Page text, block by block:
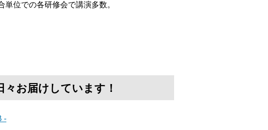
位での各研修会で講演多数。
お届けしています！
-